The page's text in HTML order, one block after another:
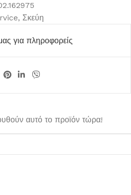
, Σκεύη
για πληροφορείς
αυτό το προϊόν τώρα!